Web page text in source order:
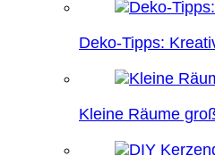
Deko-Tipps:
Kleine Räume